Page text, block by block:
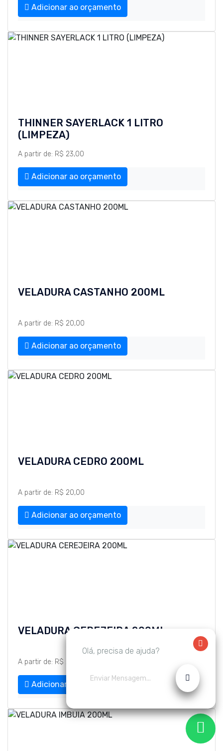
Adicionar ao orçamento
THINNER SAYERLACK 1 LITRO
(LIMPEZA)
A partir de: R$ 23,00
Adicionar ao orçamento
VELADURA CASTANHO 200ML
A partir de: R$ 20,00
Adicionar ao orçamento
VELADURA CEDRO 200ML
A partir de: R$ 20,00
Adicionar ao orçamento
VELADURA CEREJEIRA 200ML
A partir de: R$ 20,00
Adicionar ao orçamento
Olá, precisa de ajuda?